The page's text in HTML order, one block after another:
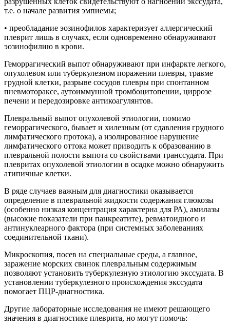
т.е. о начале развития эмпиемы;
• преобладание эозинофилов характеризует аллергический
плеврит лишь в случаях, если одновременно обнаруживают
эозинофилию в крови.
Геморрагический выпот обнаруживают при инфаркте легкого,
опухолевом или туберкулезном поражении плевры, травме
грудной клетки, разрыве сосудов плевры при спонтанном
пневмотораксе, аутоиммунной тромбоцитопении, циррозе
печени и передозировке антикоагулянтов.
Плевральный выпот опухолевой этиологии, помимо
геморрагического, бывает и хилезным (от сдавления грудного
лимфатического протока), а изолированное нарушение
лимфатического оттока может приводить к образованию в
плевральной полости выпота со свойствами транссудата. При
плевритах опухолевой этиологии в осадке можно обнаружить
атипичные клетки.
В ряде случаев важным для диагностики оказывается
определение в плевральной жидкости содержания глюкозы
(особенно низкая концентрация характерна для РА), амилазы
(высокие показатели при панкреатите), ревматоидного и
антинуклеарного фактора (при системных заболеваниях
соединительной ткани).
Микроскопия, посев на специальные среды, а главное,
заражение морских свинок плевральным содержимым
позволяют установить туберкулезную этиологию экссудата. В
установлении туберкулезного происхождения экссудата
помогает ПЦР-диагностика.
Другие лабораторные исследования не имеют решающего
значения в диагностике плеврита, но могут помочь: